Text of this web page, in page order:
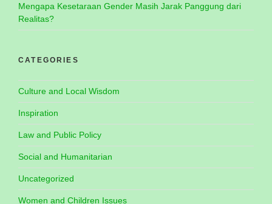
Mengapa Kesetaraan Gender Masih Jarak Panggung dari
Realitas?
CATEGORIES
Culture and Local Wisdom
Inspiration
Law and Public Policy
Social and Humanitarian
Uncategorized
Women and Children Issues